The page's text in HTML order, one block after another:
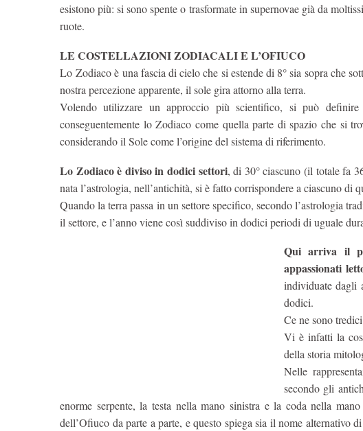
esistono più: si sono spente o trasformate in supernovae già da
ruote.
LE COSTELLAZIONI ZODIACALI E L’OFIUCO
Lo Zodiaco è una fascia di cielo che si estende di 8° sia sopra che
nostra percezione apparente, il sole gira attorno alla terra.
Volendo utilizzare un approccio più scientifico, si può
conseguentemente lo Zodiaco come quella parte di spazio che si
considerando il Sole come l’origine del sistema di riferimento.
Lo Zodiaco è diviso in dodici settori, di 30° ciascuno (il totale fa
nata l’astrologia, nell’antichità, si è fatto corrispondere a ciascuno di
Quando la terra passa in un settore specifico, secondo l’astrologia
il settore, e l’anno viene così suddiviso in dodici periodi di uguale
Qui arriva il
appassionati
individuate dagli
dodici.
Ce ne sono
Vi è infatti la
della storia
Nelle
secondo gli
enorme serpente, la testa nella mano sinistra e la coda nella
dell’Ofiuco da parte a parte, e questo spiega sia il nome alternativo